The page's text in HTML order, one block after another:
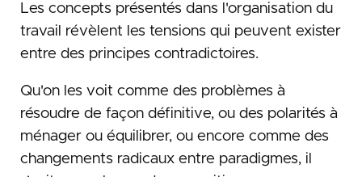
Les concepts présentés dans l'organisation du
travail révèlent les tensions qui peuvent exister
entre des principes contradictoires.
Qu'on les voit comme des problèmes à
résoudre de façon définitive, ou des polarités à
ménager ou équilibrer, ou encore comme des
changements radicaux entre paradigmes, il